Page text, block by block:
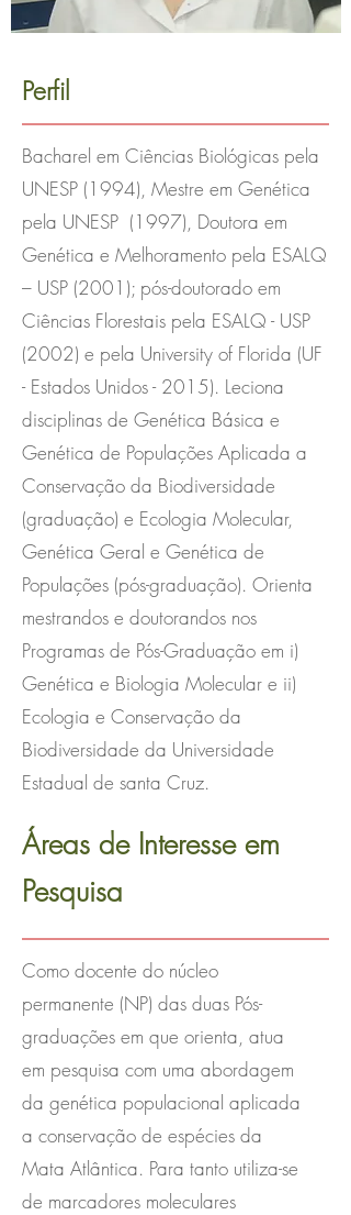
Perfil
Bacharel em Ciências Biológicas pela
UNESP (1994), Mestre em Genética
pela UNESP (1997), Doutora em
Genética e Melhoramento pela ESALQ
– USP (2001); pós-doutorado em
Ciências Florestais pela ESALQ - USP
(2002) e pela University of Florida (UF
- Estados Unidos - 2015). Leciona
disciplinas de Genética Básica e
Genética de Populações Aplicada a
Conservação da Biodiversidade
(graduação) e Ecologia Molecular,
Genética Geral e Genética de
Populações (pós-graduação). Orienta
mestrandos e doutorandos nos
Programas de Pós-Graduação em i)
Genética e Biologia Molecular e ii)
Ecologia e Conservação da
Biodiversidade da Universidade
Estadual de santa Cruz.
Áreas de Interesse em
Pesquisa
Como docente do núcleo
permanente (NP) das duas Pós-
graduações em que orienta, atua
em pesquisa com uma abordagem
da genética populacional aplicada
a conservação de espécies da
Mata Atlântica. Para tanto utiliza-se
de marcadores moleculares